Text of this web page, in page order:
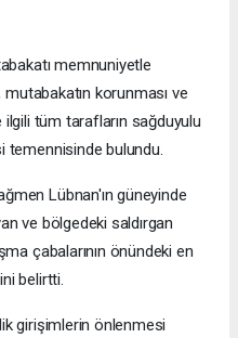
memnuniyetle
mutabakatın korunması ve
tüm tarafların sağduyulu
bulundu.
Lübnan'ın güneyinde
ve bölgedeki saldırgan
çabalarının önündeki en
belirtti.
girişimlerin önlenmesi